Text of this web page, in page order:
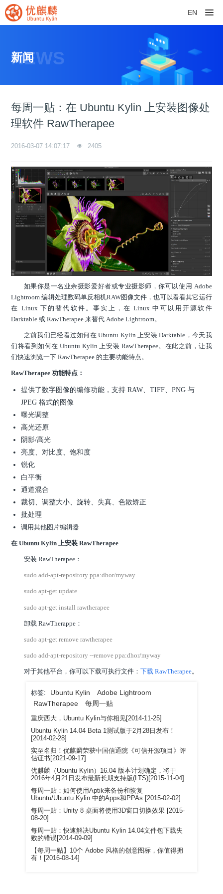
EN
NEWS
新闻
每周一贴：在 Ubuntu Kylin 上安装图像处
理软件 RawTherapee
2016-03-07 14:07:17 2405
如果你是一名业余摄影爱好者或专业摄影师，你可以使用 Adobe
Lightroom 编辑处理数码单反相机RAW图像文件，也可以看看其它运行
在 Linux 下的替代软件。事实上，在 Linux 中可以用开源软件
Darktable 或 RawTherapee 来替代 Adobe Lightroom。
之前我们已经看过如何在 Ubuntu Kylin 上安装 Darktable，今天我
们将看到如何在 Ubuntu Kylin 上安装 RawTherapee。在此之前，让我
们快速浏览一下 RawTherapee 的主要功能特点。
RawTherapee 功能特点：
提供了数字图像的编修功能，支持 RAW、TIFF、PNG 与
JPEG 格式的图像
曝光调整
高光还原
阴影/高光
亮度、对比度、饱和度
锐化
白平衡
通道混合
裁切、调整大小、旋转、失真、色散矫正
批处理
调用其他图片编辑器
在 Ubuntu Kylin 上安装 RawTherapee
安装 RawTherapee：
sudo add-apt-repository ppa:dhor/myway
sudo apt-get update
sudo apt-get install rawtherapee
卸载 RawTherappe：
sudo apt-get remove rawtherapee
sudo add-apt-repository --remove ppa:dhor/myway
对于其他平台，你可以下载可执行文件： 下载 RawTherapee。
标签: Ubuntu Kylin
Adobe Lightroom
RawTherapee
每周一贴
重庆西大，Ubuntu Kylin与你相见[2014-11-25]
Ubuntu Kylin 14.04 Beta 1测试版于2月28日发布！
[2014-02-28]
实至名归！优麒麟荣获中国信通院《可信开源项目》评
估证书[2021-09-17]
优麒麟（Ubuntu Kylin）16.04 版本计划确定，将于
2016年4月21日发布最新长期支持版(LTS)[2015-11-04]
每周一贴：如何使用Aptik来备份和恢复
Ubuntu/Ubuntu Kylin 中的Apps和PPAs [2015-02-02]
每周一贴：Unity 8 桌面将使用3D窗口切换效果 [2015-
08-20]
每周一贴：快速解决Ubuntu Kylin 14.04文件包下载失
败的错误[2014-09-09]
【每周一贴】10个 Adobe 风格的创意图标，你值得拥
有！[2016-08-14]